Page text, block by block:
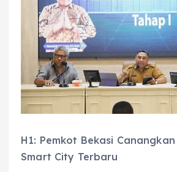
H1: Pemkot Bekasi
Smart City Terbaru